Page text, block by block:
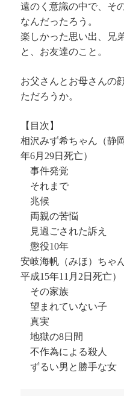
遠のく意識の中で、そ
なんだったろう。
楽しかった思い出、兄
と、お友達のこと。
お父さんとお母さんの
ただろうか。
【目次】
相沢みず希ちゃん（静
年6月29日死亡）
事件発覚
それまで
兆候
両親の苦悩
見過ごされた訴え
懲役10年
安岐海帆（みほ）ちゃ
平成15年11月2日死亡）
その家族
望まれていない子
真実
地獄の8日間
不作為による殺人
ずるい男と勝手な女